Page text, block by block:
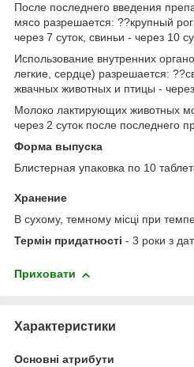
После последнего введения
мясо разрешается: ??крупный
через 7 суток, свиньи - через 10
Использование внутренних
легкие, сердце) разрешается:
жвачных животных и птицы -
Молоко лактирующих животных
через 2 суток после последнего
Форма выпуска
Блистерная упаковка по 10
Хранение
В сухому, темному місці при
Термін придатності - 3 роки з
Приховати
Характеристики
Основні атрибути